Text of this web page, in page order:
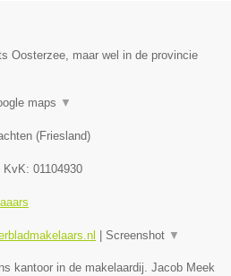
Oosterzee, maar wel in de provincie
maps ▼
(Friesland)
KvK: 01104930
Screenshot ▼
kantoor in de makelaardij. Jacob Meek